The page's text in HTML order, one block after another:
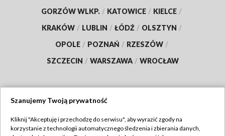
GORZÓW WLKP. / KATOWICE / KIELCE /
KRAKÓW / LUBLIN / ŁÓDŹ / OLSZTYN /
OPOLE / POZNAŃ / RZESZÓW /
SZCZECIN / WARSZAWA / WROCŁAW
TVP
Szanujemy Twoją prywatność
Kliknij "Akceptuję i przechodzę do serwisu", aby wyrazić zgody na
korzystanie z technologii automatycznego śledzenia i zbierania danych,